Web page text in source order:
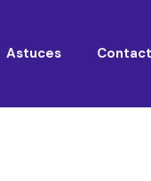
Astuces Contact